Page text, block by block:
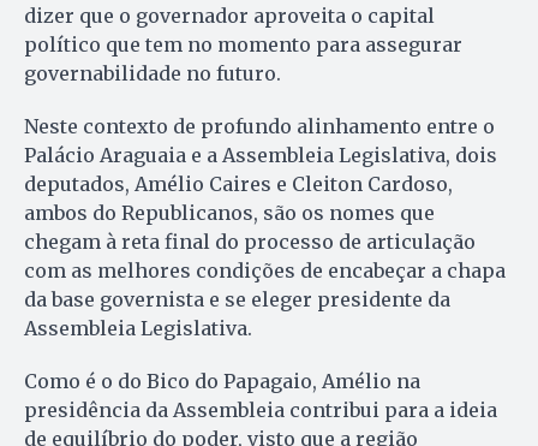
dizer que o governador aproveita o capital
político que tem no momento para assegurar
governabilidade no futuro.
Neste contexto de profundo alinhamento entre o
Palácio Araguaia e a Assembleia Legislativa, dois
deputados, Amélio Caires e Cleiton Cardoso,
ambos do Republicanos, são os nomes que
chegam à reta final do processo de articulação
com as melhores condições de encabeçar a chapa
da base governista e se eleger presidente da
Assembleia Legislativa.
Como é o do Bico do Papagaio, Amélio na
presidência da Assembleia contribui para a ideia
de equilíbrio do poder, visto que a região